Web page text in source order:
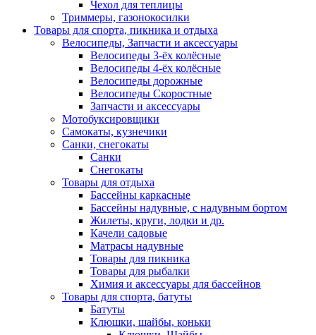
Чехол для теплицы
Триммеры, газонокосилки
Товары для спорта, пикника и отдыха
Велосипеды, Запчасти и аксессуары
Велосипеды 3-ёх колёсные
Велосипеды 4-ёх колёсные
Велосипеды дорожные
Велосипеды Скоростные
Запчасти и аксессуары
Мотобуксировщики
Самокаты, кузнечики
Санки, снегокаты
Санки
Снегокаты
Товары для отдыха
Бассейны каркасные
Бассейны надувные, с надувным бортом
Жилеты, круги, лодки и др.
Качели садовые
Матрасы надувные
Товары для пикника
Товары для рыбалки
Химия и аксессуары для бассейнов
Товары для спорта, батуты
Батуты
Клюшки, шайбы, коньки